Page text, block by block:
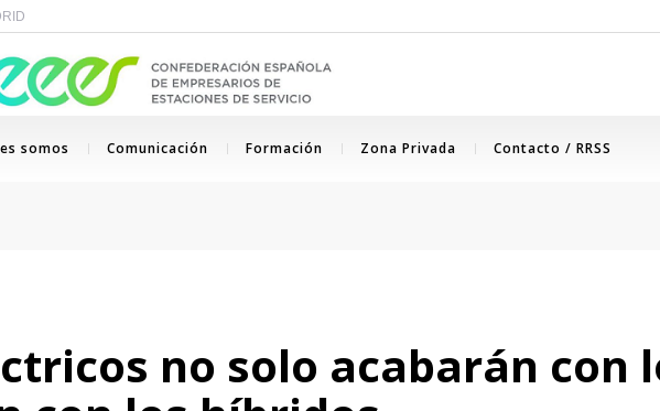
somos Comunicación Formación Zona Privada Contacto / RRSS
no solo acabarán con